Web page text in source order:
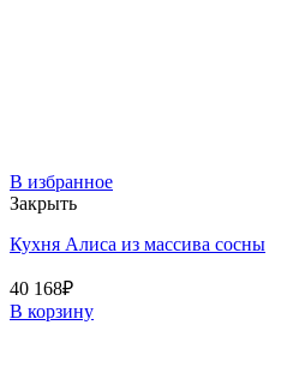
В избранное
Закрыть
Кухня Алиса из массива сосны
40 168₽
В корзину